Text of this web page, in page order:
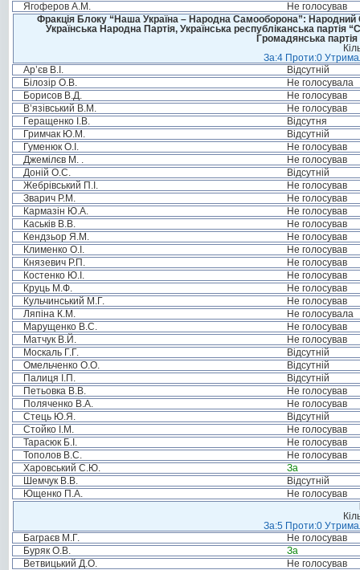
Ягоферов А.М.
Не голосував
Фракція Блоку “Наша Україна – Народна Самооборона”: Народний
Українська Народна Партія, Українська республіканська
Громадянська
За:4 Проти:0
Ар’єв В.І.
Відсутній
Білозір О.В.
Не голосувала
Борисов В.Д.
Не голосував
В’язівський В.М.
Не голосував
Геращенко І.В.
Відсутня
Гримчак Ю.М.
Відсутній
Гуменюк О.І.
Не голосував
Джемілєв М. .
Не голосував
Доній О.С.
Відсутній
Жебрівський П.І.
Не голосував
Зварич Р.М.
Не голосував
Кармазін Ю.А.
Не голосував
Каськів В.В.
Не голосував
Кендзьор Я.М.
Не голосував
Клименко О.І.
Не голосував
Князевич Р.П.
Не голосував
Костенко Ю.І.
Не голосував
Круць М.Ф.
Не голосував
Кульчинський М.Г.
Не голосував
Ляпіна К.М.
Не голосувала
Марущенко В.С.
Не голосував
Матчук В.Й.
Не голосував
Москаль Г.Г.
Відсутній
Омельченко О.О.
Відсутній
Палиця І.П.
Відсутній
Петьовка В.В.
Не голосував
Поляченко В.А.
Не голосував
Стець Ю.Я.
Відсутній
Стойко І.М.
Не голосував
Тарасюк Б.І.
Не голосував
Тополов В.С.
Не голосував
Харовський С.Ю.
За
Шемчук В.В.
Відсутній
Ющенко П.А.
Не голосував
За:5 Проти:0
Баграєв М.Г.
Не голосував
Буряк О.В.
За
Ветвицький Д.О.
Не голосував